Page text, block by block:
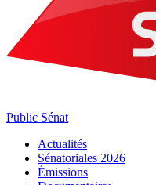
Public Sénat
Actualités
Sénatoriales 2026
Émissions